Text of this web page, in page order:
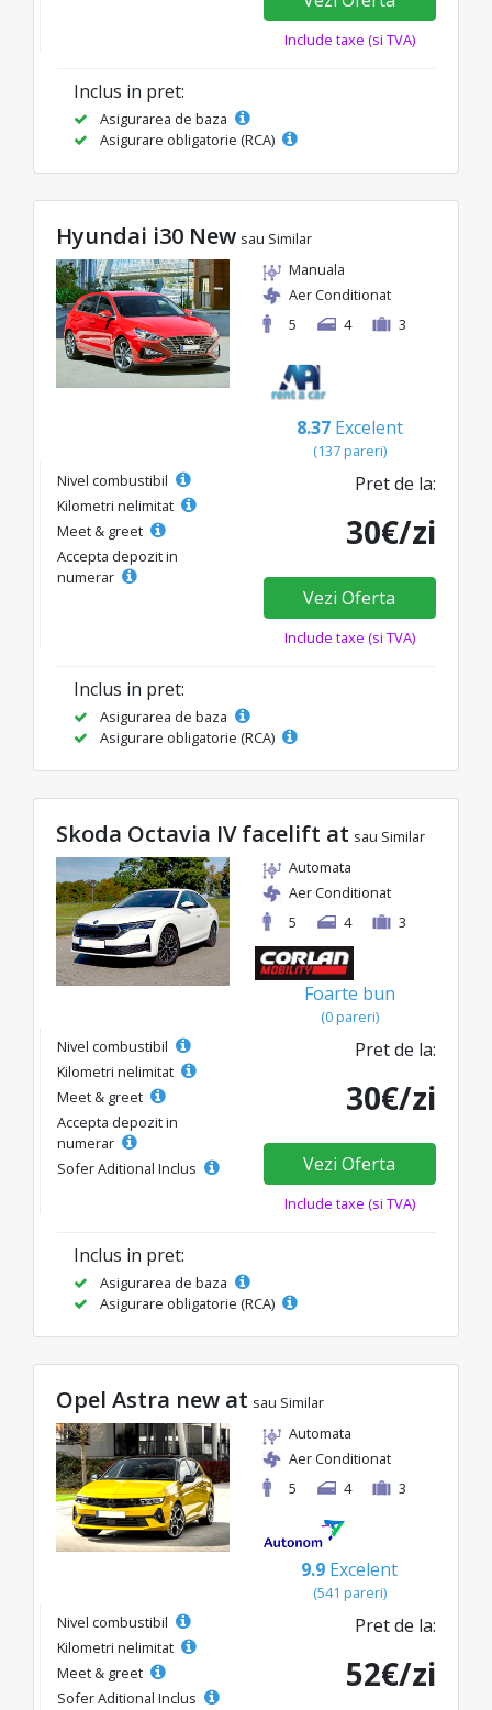
Include taxe (si TVA)
Inclus in pret:
Asigurarea de baza
Asigurare obligatorie (RCA)
Hyundai i30 New sau Similar
Manuala
Aer Conditionat
5
4 3
8.37 Excelent
(137 pareri)
Nivel combustibil
Kilometri nelimitat
Meet & greet
Accepta depozit in
numerar
Pret de la:
30€/zi
Vezi Oferta
Include taxe (si TVA)
Inclus in pret:
Asigurarea de baza
Asigurare obligatorie (RCA)
Skoda Octavia IV facelift at sau Similar
Automata
Aer Conditionat
5
4 3
Foarte bun
(0 pareri)
Nivel combustibil
Kilometri nelimitat
Meet & greet
Accepta depozit in
numerar
Sofer Aditional Inclus
Pret de la:
30€/zi
Vezi Oferta
Include taxe (si TVA)
Inclus in pret:
Asigurarea de baza
Asigurare obligatorie (RCA)
Opel Astra new at sau Similar
Automata
Aer Conditionat
5
4 3
9.9 Excelent
(541 pareri)
Nivel combustibil
Kilometri nelimitat
Meet & greet
Sofer Aditional Inclus
Pret de la:
52€/zi